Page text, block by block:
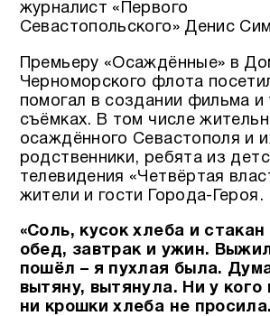
журналист «Первого
Севастопольского» Денис
Премьеру «Осаждённые» в
Черноморского флота
помогал в создании фильма и
съёмках. В том числе
осаждённого Севастополя и
родственники, ребята из
телевидения «Четвёртая
жители и гости Города-Героя.
«Соль, кусок хлеба и
обед, завтрак и ужин.
пошёл – я пухлая была.
вытяну, вытянула. Ни у кого
ни крошки хлеба не